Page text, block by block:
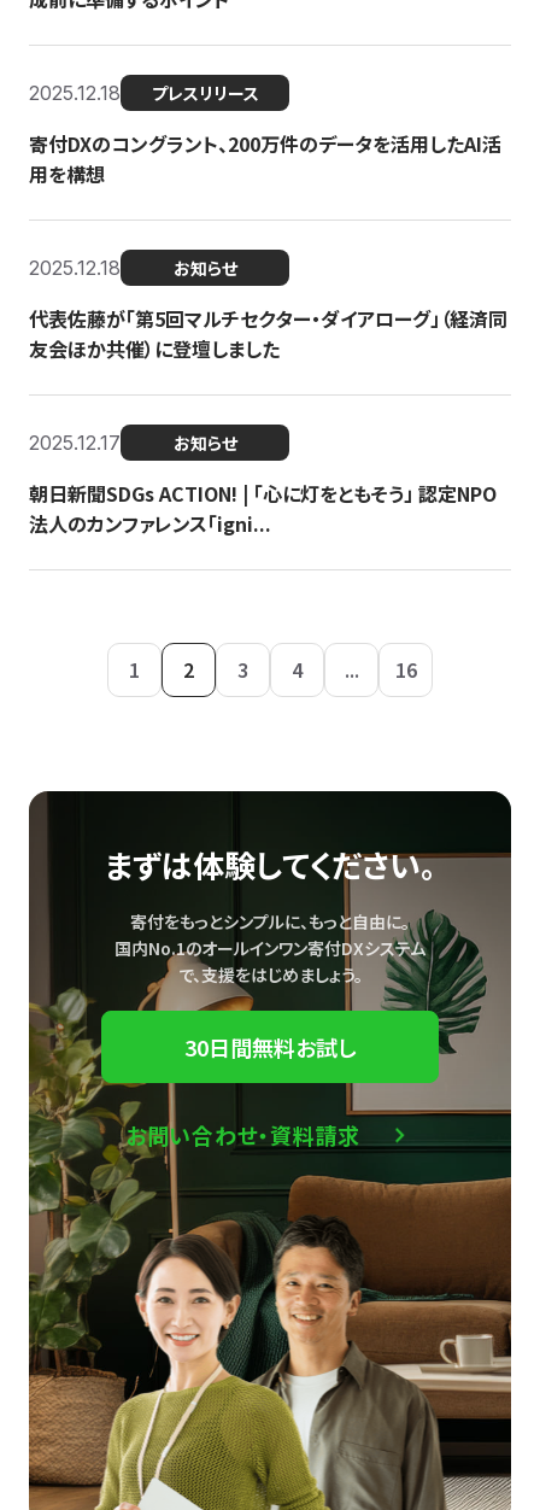
2025.12.18 プレスリリース
寄付DXのコングラント、200万件のデータを活用したAI活
用を構想
2025.12.18 お知らせ
代表佐藤が「第5回マルチセクター・ダイアローグ」（経済同
友会ほか共催）に登壇しました
2025.12.17 お知らせ
朝日新聞SDGs ACTION! | 「心に灯をともそう」 認定NPO
法人のカンファレンス「igni...
1 2 3 4 ... 16
まずは体験してください。
寄付をもっとシンプルに、もっと自由に。
国内No.1のオールインワン寄付DXシステム
で、支援をはじめましょう。
30日間無料お試し
お問い合わせ・資料請求